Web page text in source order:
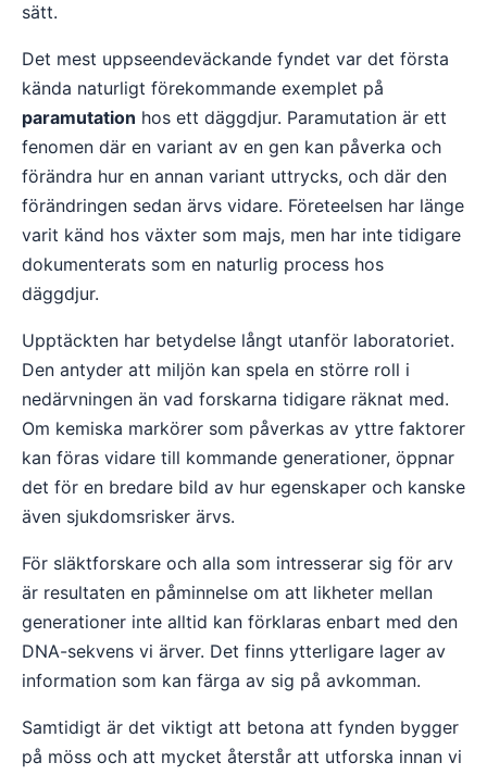
sätt.
Det mest uppseendeväckande fyndet var det första
kända naturligt förekommande exemplet på
paramutation hos ett däggdjur. Paramutation är ett
fenomen där en variant av en gen kan påverka och
förändra hur en annan variant uttrycks, och där den
förändringen sedan ärvs vidare. Företeelsen har länge
varit känd hos växter som majs, men har inte tidigare
dokumenterats som en naturlig process hos
däggdjur.
Upptäckten har betydelse långt utanför laboratoriet.
Den antyder att miljön kan spela en större roll i
nedärvningen än vad forskarna tidigare räknat med.
Om kemiska markörer som påverkas av yttre faktorer
kan föras vidare till kommande generationer, öppnar
det för en bredare bild av hur egenskaper och kanske
även sjukdomsrisker ärvs.
För släktforskare och alla som intresserar sig för arv
är resultaten en påminnelse om att likheter mellan
generationer inte alltid kan förklaras enbart med den
DNA-sekvens vi ärver. Det finns ytterligare lager av
information som kan färga av sig på avkomman.
Samtidigt är det viktigt att betona att fynden bygger
på möss och att mycket återstår att utforska innan vi